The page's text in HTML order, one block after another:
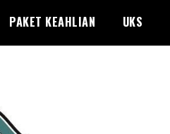
PAKET KEAHLIAN UKS